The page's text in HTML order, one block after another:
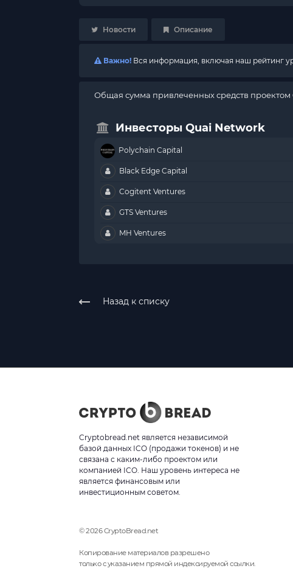
Новости Описание
Важно! Вся информация, включая наш рейтинг
Общая сумма привлеченных средств проектом
Инвесторы Quai Network
Polychain Capital
Black Edge Capital
Cogitent Ventures
GTS Ventures
MH Ventures
Назад к списку
Cryptobread.net является независимой
базой данных ICO (продажи токенов) и не
связана с каким-либо проектом или
компанией ICO. Наш уровень интереса не
является финансовым или
инвестиционным советом.
© 2026 CryptoBread.net
Копирование материалов разрешено
только с указанием прямой индексируемой ссылки.